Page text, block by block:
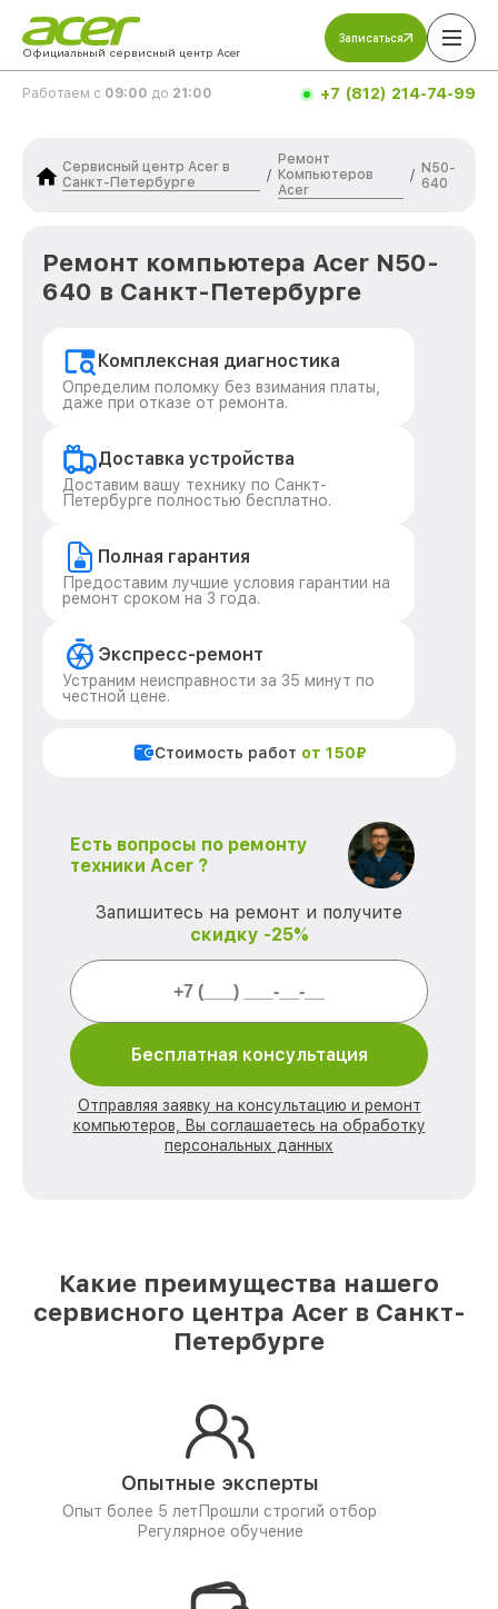
Официальный сервисный центр Acer
Записаться
Работаем с 09:00 до 21:00 +7 (812) 214-74-99
Сервисный центр Acer в
Санкт-Петербурге
/
Ремонт
Компьютеров
Acer
/ N50-
640
Ремонт компьютера Acer N50-
640 в Санкт-Петербурге
Комплексная диагностика
Определим поломку без взимания платы,
даже при отказе от ремонта.
Доставка устройства
Доставим вашу технику по Санкт-
Петербурге полностью бесплатно.
Полная гарантия
Предоставим лучшие условия гарантии на
ремонт сроком на 3 года.
Экспресс-ремонт
Устраним неисправности за 35 минут по
честной цене.
Стоимость работ от 150₽
Есть вопросы по ремонту
техники Acer ?
Запишитесь на ремонт и получите
скидку -25%
Бесплатная консультация
Отправляя заявку на консультацию и ремонт
компьютеров, Вы соглашаетесь на обработку
персональных данных
Какие преимущества нашего
сервисного центра Acer в Санкт-
Петербурге
Опытные эксперты
Опыт более 5 лет Прошли строгий отбор
Регулярное обучение